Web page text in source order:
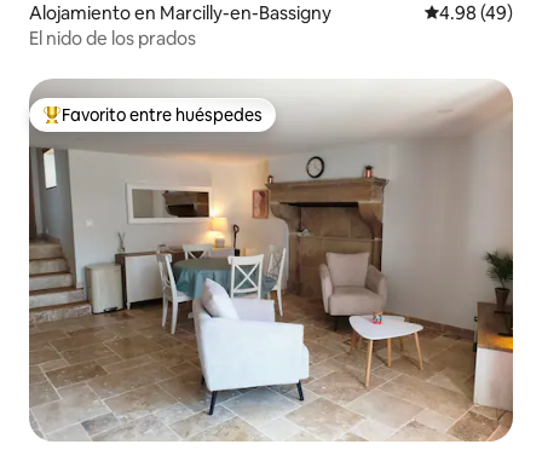
Alojamiento en Marcilly-en-Bassigny Calificación
4.98 (49)
El nido de los prados
Favorito entre huéspedes preferido
Favorito entre huéspedes